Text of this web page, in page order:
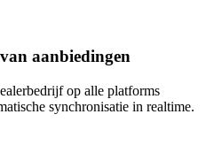
aanbiedingen
op alle platforms
synchronisatie in realtime.